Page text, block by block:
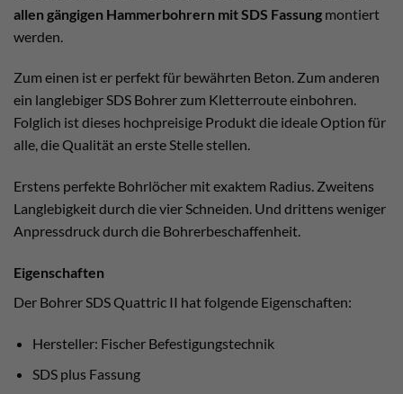
allen gängigen Hammerbohrern mit SDS Fassung montiert
werden.
Zum einen ist er perfekt für bewährten Beton. Zum anderen
ein langlebiger SDS Bohrer zum Kletterroute einbohren.
Folglich ist dieses hochpreisige Produkt die ideale Option für
alle, die Qualität an erste Stelle stellen.
Erstens perfekte Bohrlöcher mit exaktem Radius. Zweitens
Langlebigkeit durch die vier Schneiden. Und drittens weniger
Anpressdruck durch die Bohrerbeschaffenheit.
Eigenschaften
Der Bohrer SDS Quattric II hat folgende Eigenschaften:
Hersteller: Fischer Befestigungstechnik
SDS plus Fassung